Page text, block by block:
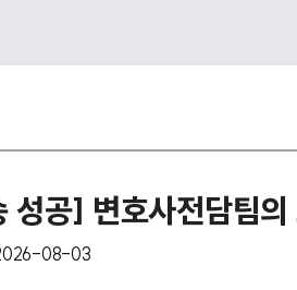
성공] 변호사전담팀
08-03